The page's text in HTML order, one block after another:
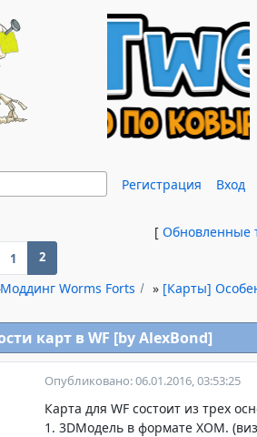
Регистрация Вход
[ Обновленные
1 2
Моддинг Worms Forts » [Карты]
карт в WF [by AlexBond]
Опубликовано: 06.01.2016, 03:53:25
Карта для WF состоит из трех
1. 3DМодель в формате XOM.